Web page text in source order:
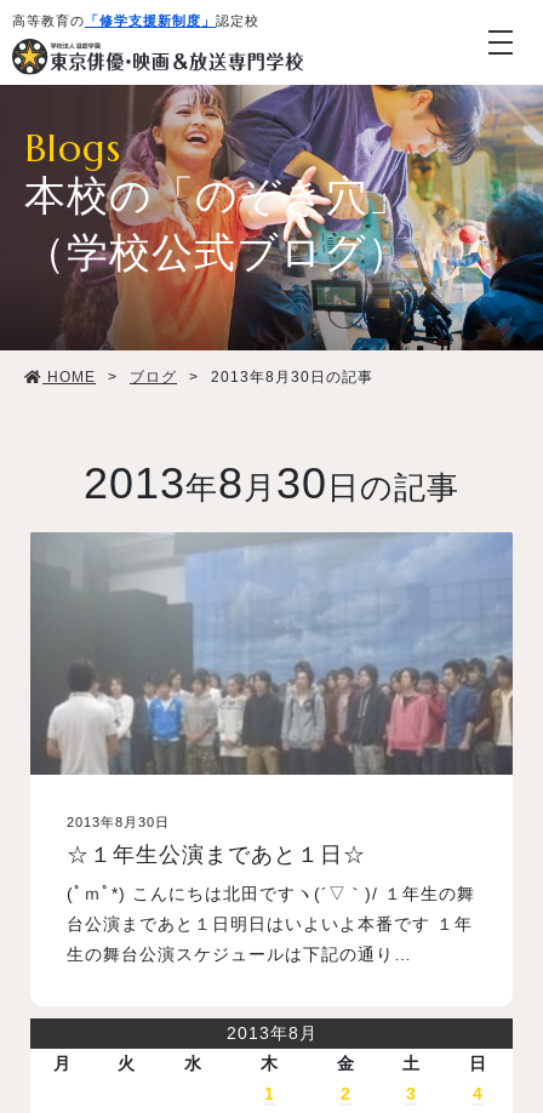
高等教育の 「修学支援新制度」 認定校
学校紹介・教育システム
学生生活
就職・デビュー
学校情報
オープンキャンパス
訪問者別メニュー
Blogs
本校の「のぞき穴」
（学校公式ブログ）
HOME > ブログ > 2013年8月30日の記事
2013年8 月 30 日の記事
2013年8月30日
☆１年生公演まであと１日☆
(ﾟｍﾟ*) こんにちは北田ですヽ(´▽｀)/ １年生の舞
台公演まであと１日明日はいよいよ本番です １年
生の舞台公演スケジュールは下記の通り…
2013年8月
月
火 水 木 金 土 日
1 2 3
4